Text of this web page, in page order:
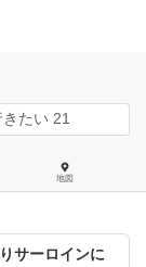
たい 21
地図
サーロインに